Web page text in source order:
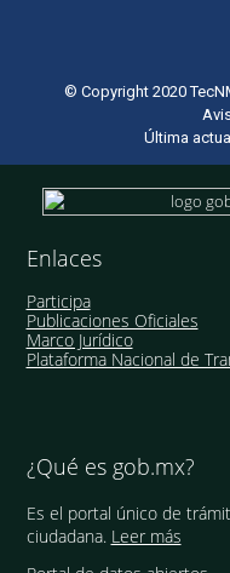
© Copyright 2020
Última
Enlaces
Participa
Publicaciones Oficiales
Marco Jurídico
Plataforma Nacional de
¿Qué es gob.mx?
Es el portal único de
ciudadana. Leer más